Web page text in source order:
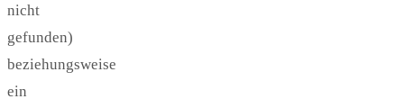
nicht
gefunden)
beziehungsweise
ein